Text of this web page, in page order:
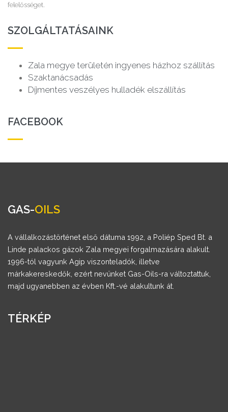
felelősséget.
SZOLGÁLTATÁSAINK
Zala megye területén ingyenes házhoz szállítás
Szaktanácsadás
Díjmentes veszélyes hulladék elszállítás
FACEBOOK
GAS-OILS
A vállalkozástörténet első dátuma 1992, a Poliép Sped Bt. a
Linde palackos gázok Zala megyei forgalmazására alakult.
1996-tól vagyunk Agip viszonteladók, illetve
márkakereskedők, ezért nevünket Gas-Oils-ra változtattuk,
majd ugyanebben az évben Kft.-vé alakultunk át.
TÉRKÉP